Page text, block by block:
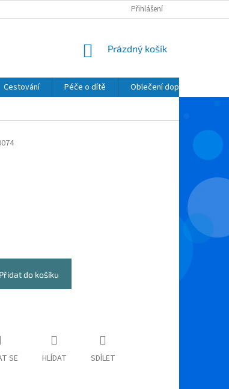
Přihlášení
NÁKUPNÍ
Prázdný košík
Cestování Péče o dítě
Oblečení dopňky
Přidat do košíku
SE HLÍDAT SDÍLET